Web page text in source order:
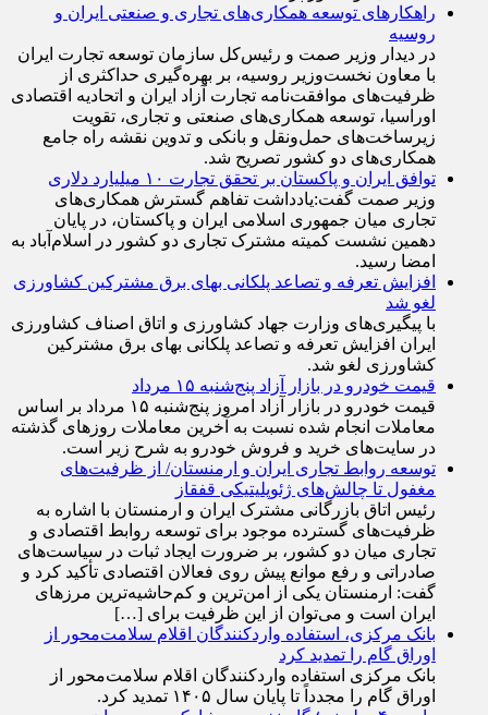
راهکارهای توسعه همکاری‌های تجاری و صنعتی ایران و
روسیه
در دیدار وزیر صمت و رئیس‌کل سازمان توسعه تجارت ایران
با معاون نخست‌وزیر روسیه، بر بهره‌گیری حداکثری از
ظرفیت‌های موافقت‌نامه تجارت آزاد ایران و اتحادیه اقتصادی
اوراسیا، توسعه همکاری‌های صنعتی و تجاری، تقویت
زیرساخت‌های حمل‌ونقل و بانکی و تدوین نقشه راه جامع
همکاری‌های دو کشور تصریح شد.
توافق ایران و پاکستان بر تحقق تجارت ۱۰ میلیارد دلاری
وزیر صمت گفت:یادداشت تفاهم گسترش همکاری‌های
تجاری میان جمهوری اسلامی ایران و پاکستان، در پایان
دهمین نشست کمیته مشترک تجاری دو کشور در اسلام‌آباد به
امضا رسید.
افزایش تعرفه و تصاعد پلکانی بهای برق مشترکین کشاورزی
لغو شد
با پیگیری‌های وزارت جهاد کشاورزی و اتاق اصناف کشاورزی
ایران افزایش تعرفه و تصاعد پلکانی بهای برق مشترکین
کشاورزی لغو شد.
قیمت خودرو در بازار آزاد پنج‌شنبه ۱۵ مرداد
قیمت خودرو در بازار آزاد امروز پنج‌شنبه ۱۵ مرداد بر اساس
معاملات انجام شده نسبت به آخرین معاملات روز‌های گذشته
در سایت‌های خرید و فروش خودرو به شرح زیر است.
توسعه روابط تجاری ایران و ارمنستان/ از ظرفیت‌های
مغفول تا چالش‌های ژئوپلیتیکی قفقاز
رئیس اتاق بازرگانی مشترک ایران و ارمنستان با اشاره به
ظرفیت‌های گسترده موجود برای توسعه روابط اقتصادی و
تجاری میان دو کشور، بر ضرورت ایجاد ثبات در سیاست‌های
صادراتی و رفع موانع پیش روی فعالان اقتصادی تأکید کرد و
گفت: ارمنستان یکی از امن‌ترین و کم‌حاشیه‌ترین مرز‌های
ایران است و می‌توان از این ظرفیت برای […]
بانک مرکزی، استفاده واردکنندگان اقلام سلامت‌محور از
اوراق گام را تمدید کرد
بانک مرکزی استفاده واردکنندگان اقلام سلامت‌محور از
اوراق گام را مجدداً تا پایان سال ۱۴۰۵ تمدید کرد.